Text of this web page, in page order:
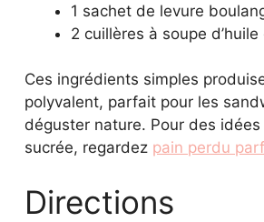
1 sachet de levure
2 cuillères à soupe d’huile
Ces ingrédients simples
polyvalent, parfait pour les
déguster nature. Pour des
sucrée, regardez pain perdu
Directions